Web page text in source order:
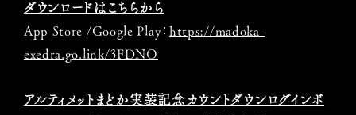
ダウンロードはこちらから
App Store /Google Play： https://madoka-
exedra.go.link/3FDNO
アルティメットまどか実装記念カウントダウンログインボ